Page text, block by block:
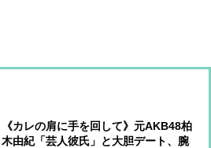
《カレの肩に手を回して》元AKB48柏
木由紀「芸人彼氏」と大胆デート、腕